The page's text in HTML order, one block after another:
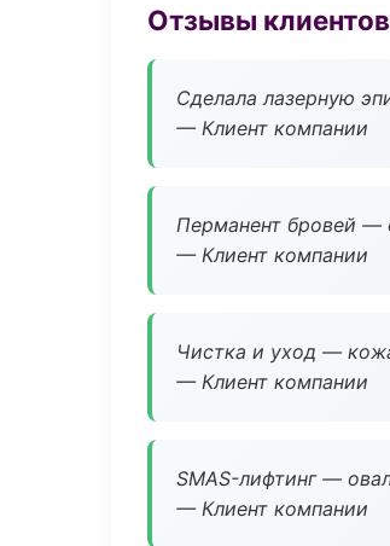
Отзывы клиентов
Сделала лазерную
— Клиент компании
Перманент бровей —
— Клиент компании
Чистка и уход —
— Клиент компании
SMAS-лифтинг —
— Клиент компании